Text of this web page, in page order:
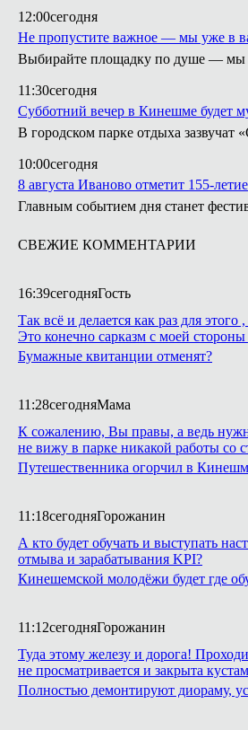
12:00сегодня
Не пропустите важное — мы уже в
Выбирайте площадку по душе — мы
11:30сегодня
Субботний вечер в Кинешме будет
В городском парке отдыха зазвучат
10:00сегодня
8 августа Иваново отметит 155-летие
Главным событием дня станет
СВЕЖИЕ КОММЕНТАРИИ
16:39сегодняГость
Так всё и делается как раз для
Это конечно сарказм с моей
Бумажные квитанции отменят?
11:28сегодняМама
К сожалению, Вы правы, а ведь
не вижу в парке никакой работы со
Путешественника огорчил в
11:18сегодняГорожанин
А кто будет обучать и выступать
отмыва и зарабатывания KPI?
Кинешемской молодёжи будет где
11:12сегодняГорожанин
Туда этому железу и дорога!
не просматривается и закрыта
Полностью демонтируют диораму,